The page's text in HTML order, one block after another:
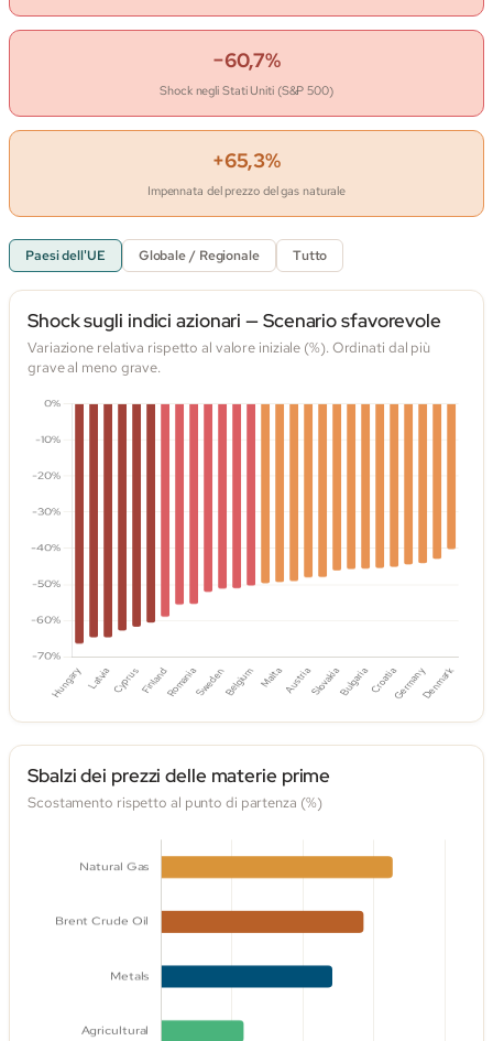
−60,7%
Shock negli Stati Uniti (S&P 500)
+65,3%
Impennata del prezzo del gas naturale
Paesi dell'UE Globale / Regionale Tutto
Shock sugli indici azionari — Scenario sfavorevole
Variazione relativa rispetto al valore iniziale (%). Ordinati dal più
grave al meno grave.
Sbalzi dei prezzi delle materie prime
Scostamento rispetto al punto di partenza (%)